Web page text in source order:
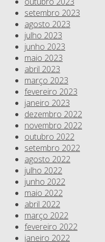
setembro 2023
agosto 2023
julho 2023
junho 2023
maio 2023
abril 2023
março 2023
fevereiro 2023
janeiro 2023
dezembro 2022
novembro 2022
outubro 2022
setembro 2022
agosto 2022
julho 2022
junho 2022
maio 2022
abril 2022
março 2022
fevereiro 2022
janeiro 2022